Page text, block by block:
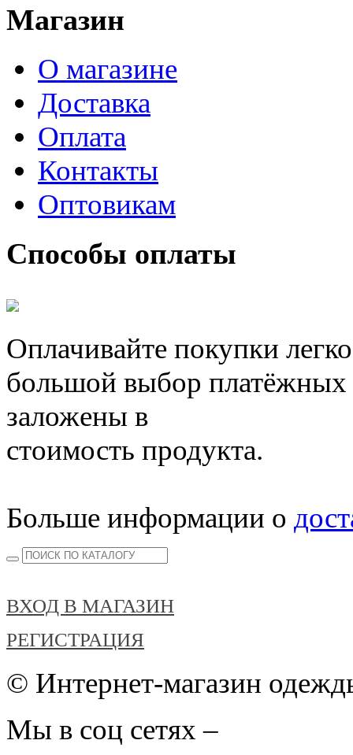
Магазин
О магазине
Доставка
Оплата
Контакты
Оптовикам
Способы оплаты
Оплачивайте покупки
большой выбор
заложены в
стоимость продукта.
Больше информации о
ВХОД В МАГАЗИН
РЕГИСТРАЦИЯ
© Интернет-магазин
Мы в соц сетях –